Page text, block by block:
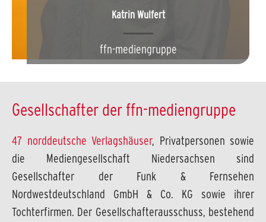
Katrin Wulfert
ffn-mediengruppe
Gesellschafter der ffn-mediengruppe
47 norddeutsche Verlagshäuser, Privatpersonen sowie
die Mediengesellschaft Niedersachsen sind
Gesellschafter der Funk & Fernsehen
Nordwestdeutschland GmbH & Co. KG sowie ihrer
Tochterfirmen. Der Gesellschafterausschuss, bestehend